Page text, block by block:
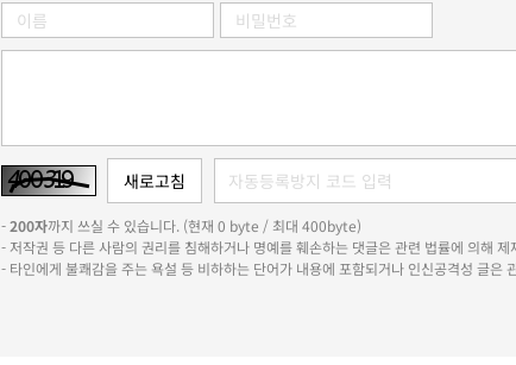
-200자까지 쓰실 수 있습니다. (현재 0 byte / 최대 400byte)
- 저작권 등 다른 사람의 권리를 침해하거나 명예를 훼손하는 댓글은 관련 법률에 의해 제
- 타인에게 불쾌감을 주는 욕설 등 비하하는 단어가 내용에 포함되거나 인신공격성 글은